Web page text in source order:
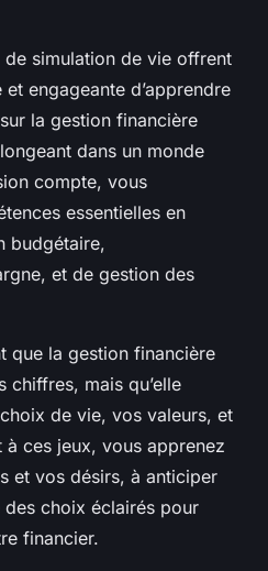
simulation de vie offrent
engageante d’apprendre
la gestion financière
dans un monde
compte, vous
essentielles en
budgétaire,
et de gestion des
que la gestion financière
chiffres, mais qu’elle
de vie, vos valeurs, et
ces jeux, vous apprenez
et vos désirs, à anticiper
choix éclairés pour
financier.